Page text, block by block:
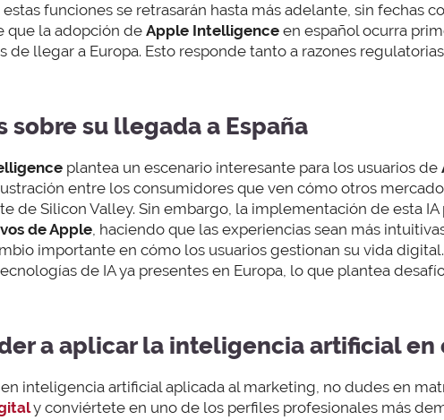
funciones se retrasarán hasta más adelante, sin fechas
que la adopción de Apple Intelligence en español ocurra
de llegar a Europa. Esto responde tanto a razones
sobre su llegada a España
plantea un escenario interesante para los usuarios de
entre los consumidores que ven cómo otros
de Silicon Valley. Sin embargo, la implementación de esta
de Apple, haciendo que las experiencias sean más
importante en cómo los usuarios gestionan su vida
de IA ya presentes en Europa, lo que plantea
a aplicar la inteligencia artificial en
inteligencia artificial aplicada al marketing, no dudes en
y conviértete en uno de los perfiles profesionales más